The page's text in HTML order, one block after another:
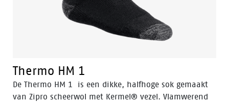
Thermo HM 1
De Thermo HM 1 is een dikke, halfhoge sok gemaakt
van Zipro scheerwol met Kermel® vezel. Vlamwerend